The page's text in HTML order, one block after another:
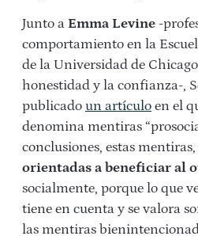
Junto a Emma Levine -
comportamiento en la
de la Universidad de
honestidad y la confianza-,
publicado un artículo en el
denomina mentiras
conclusiones, estas
orientadas a beneficiar al
socialmente, porque lo que
tiene en cuenta y se valora
las mentiras